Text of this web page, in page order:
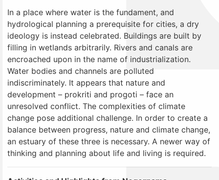
In a place where water is the fundament, and
hydrological planning a prerequisite for cities, a dry
ideology is instead celebrated. Buildings are built by
filling in wetlands arbitrarily. Rivers and canals are
encroached upon in the name of industrialization.
Water bodies and channels are polluted
indiscriminately. It appears that nature and
development – prokriti and progoti – face an
unresolved conflict. The complexities of climate
change pose additional challenge. In order to create a
balance between progress, nature and climate change,
an estuary of these three is necessary. A newer way of
thinking and planning about life and living is required.